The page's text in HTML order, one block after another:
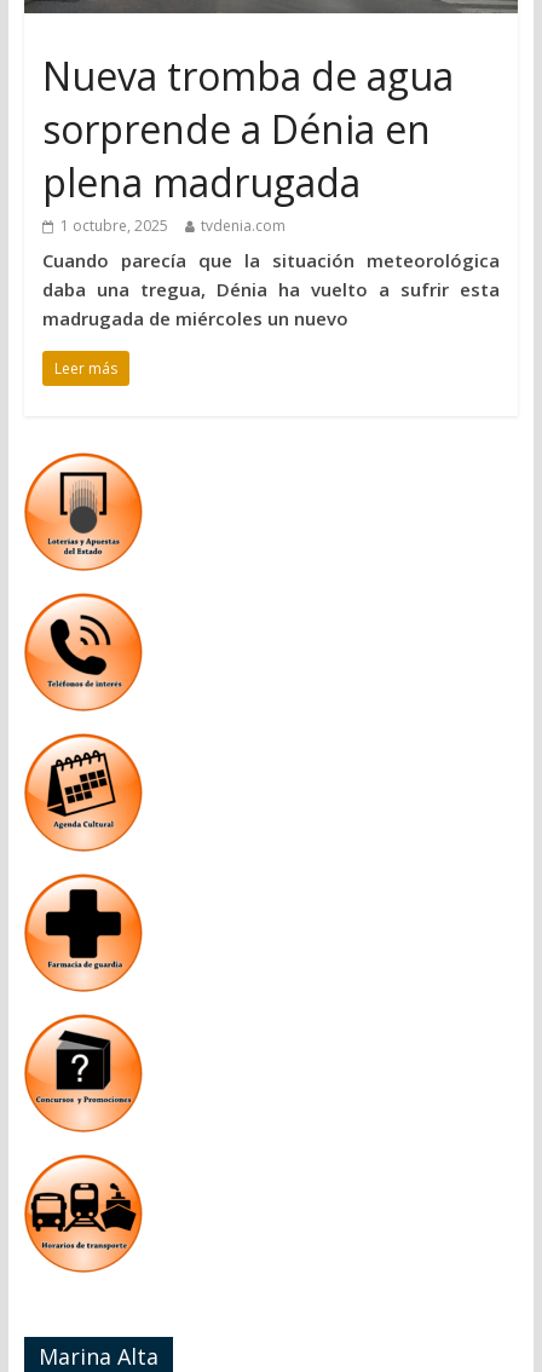
Nueva tromba de agua
sorprende a Dénia en
plena madrugada
1 octubre, 2025 tvdenia.com
Cuando parecía que la situación meteorológica
daba una tregua, Dénia ha vuelto a sufrir esta
madrugada de miércoles un nuevo
Leer más
Marina Alta